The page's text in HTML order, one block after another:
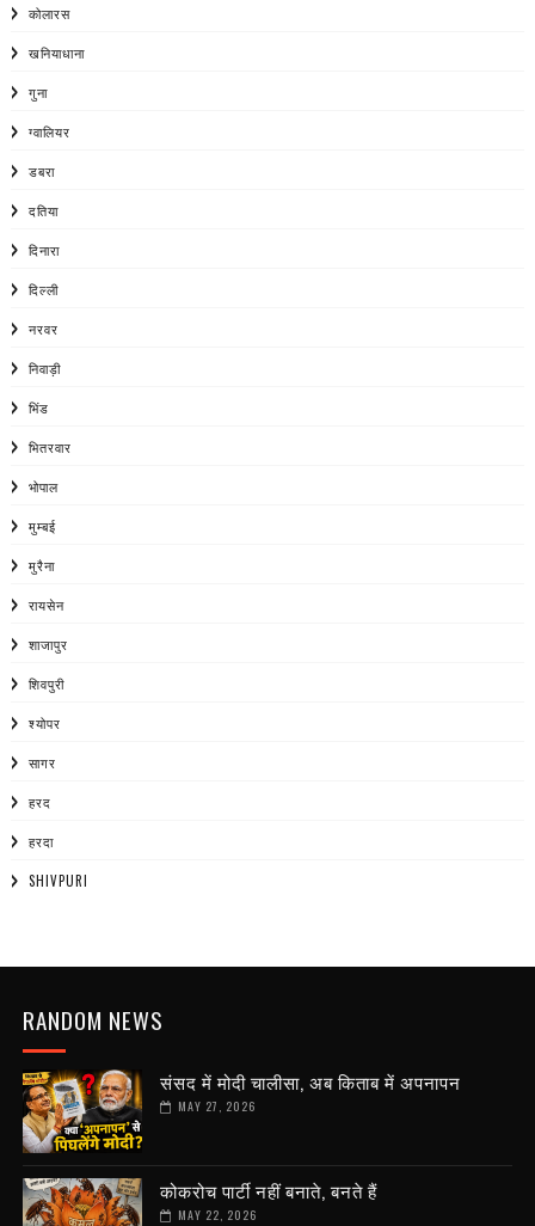
कोलारस
खनियाधाना
गुना
ग्वालियर
डबरा
दतिया
दिनारा
दिल्ली
नरवर
निवाड़ी
भिंड
भितरवार
भोपाल
मुम्बई
मुरैना
रायसेन
शाजापुर
शिवपुरी
श्योपर
सागर
हरद
हरदा
SHIVPURI
RANDOM NEWS
संसद में मोदी चालीसा, अब किताब में अपनापन
MAY 27, 2026
कोकरोच पार्टी नहीं बनाते, बनते हैं
MAY 22, 2026